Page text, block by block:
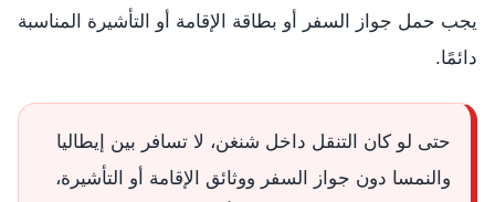
يجب حمل جواز السفر أو بطاقة الإقامة أو التأشيرة المناسبة
دائمًا.
حتى لو كان التنقل داخل شنغن، لا تسافر بين إيطاليا
والنمسا دون جواز السفر ووثائق الإقامة أو التأشيرة،